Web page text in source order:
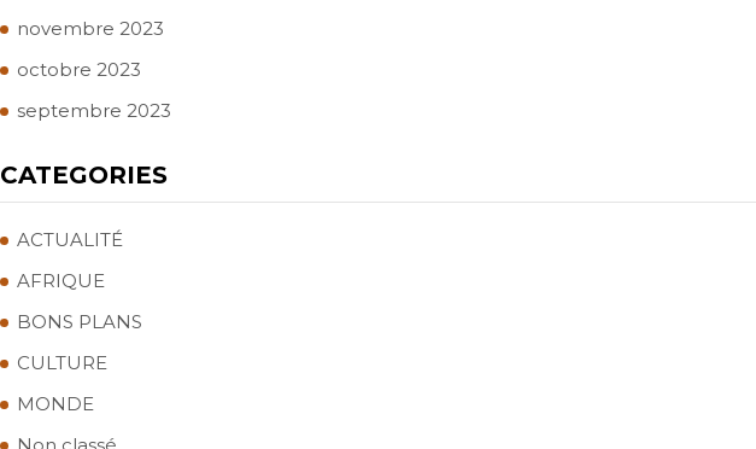
novembre 2023
octobre 2023
septembre 2023
CATEGORIES
ACTUALITÉ
AFRIQUE
BONS PLANS
CULTURE
MONDE